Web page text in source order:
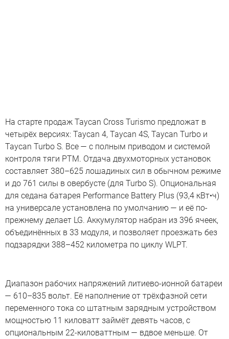
На старте продаж Taycan Cross Turismo предложат в
четырёх версиях: Taycan 4, Taycan 4S, Taycan Turbo и
Taycan Turbo S. Все — с полным приводом и системой
контроля тяги PTM. Отдача двухмоторных установок
составляет 380–625 лошадиных сил в обычном режиме
и до 761 силы в овербусте (для Turbo S). Опциональная
для седана батарея Performance Battery Plus (93,4 кВт•ч)
на универсале установлена по умолчанию — и её по-
прежнему делает LG. Аккумулятор набран из 396 ячеек,
объединённых в 33 модуля, и позволяет проезжать без
подзарядки 388–452 километра по циклу WLPT.
Диапазон рабочих напряжений литиево-ионной батареи
— 610–835 вольт. Её наполнение от трёхфазной сети
переменного тока со штатным зарядным устройством
мощностью 11 киловатт займёт девять часов, с
опциональным 22-киловаттным — вдвое меньше. От